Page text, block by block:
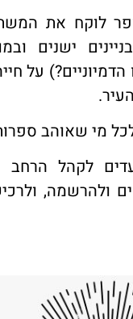
לוקח את
ישנים
על
מי שאוהב
לקהל
ולהרשמה,